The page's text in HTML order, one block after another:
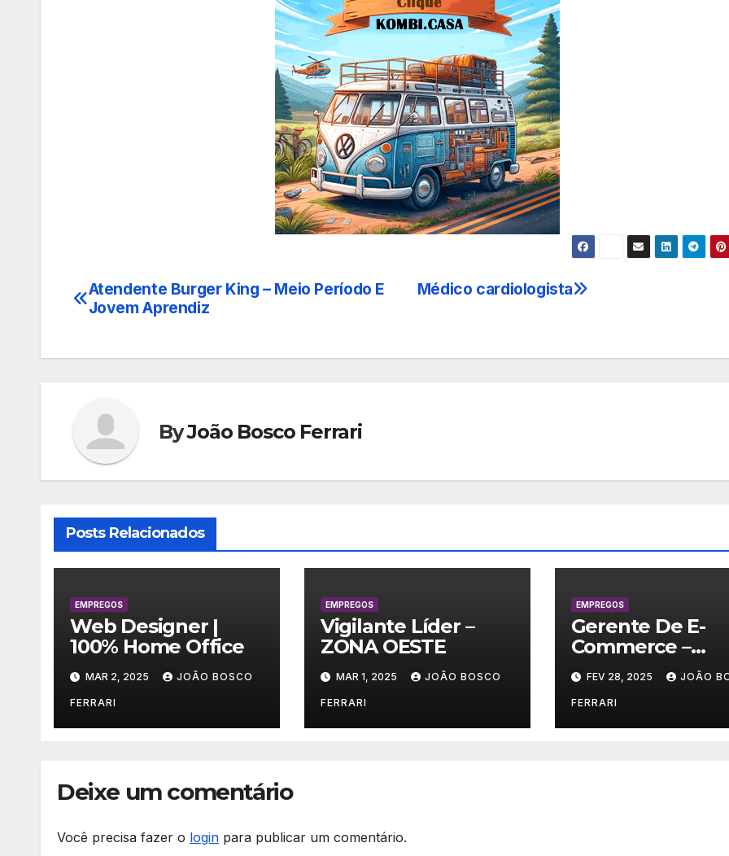
Navegação
Post
Médico cardiologista
Atendente Burger King – Meio Período E
Jovem Aprendiz
ByJoão Bosco Ferrari
Posts Relacionados
EMPREGOS
Web Designer |
100% Home Office
MAR 2, 2025 JOÃO BOSCO
FERRARI
EMPREGOS
Vigilante Líder –
ZONA OESTE
MAR 1, 2025 JOÃO BOSCO
FERRARI
EMPREGOS
Gerente De E-
Commerce –
Vestuário/ Moda
SPFEV 28, 2025 JOÃO
FERRARI
Deixe um comentário
Você precisa fazer o login para publicar um comentário.